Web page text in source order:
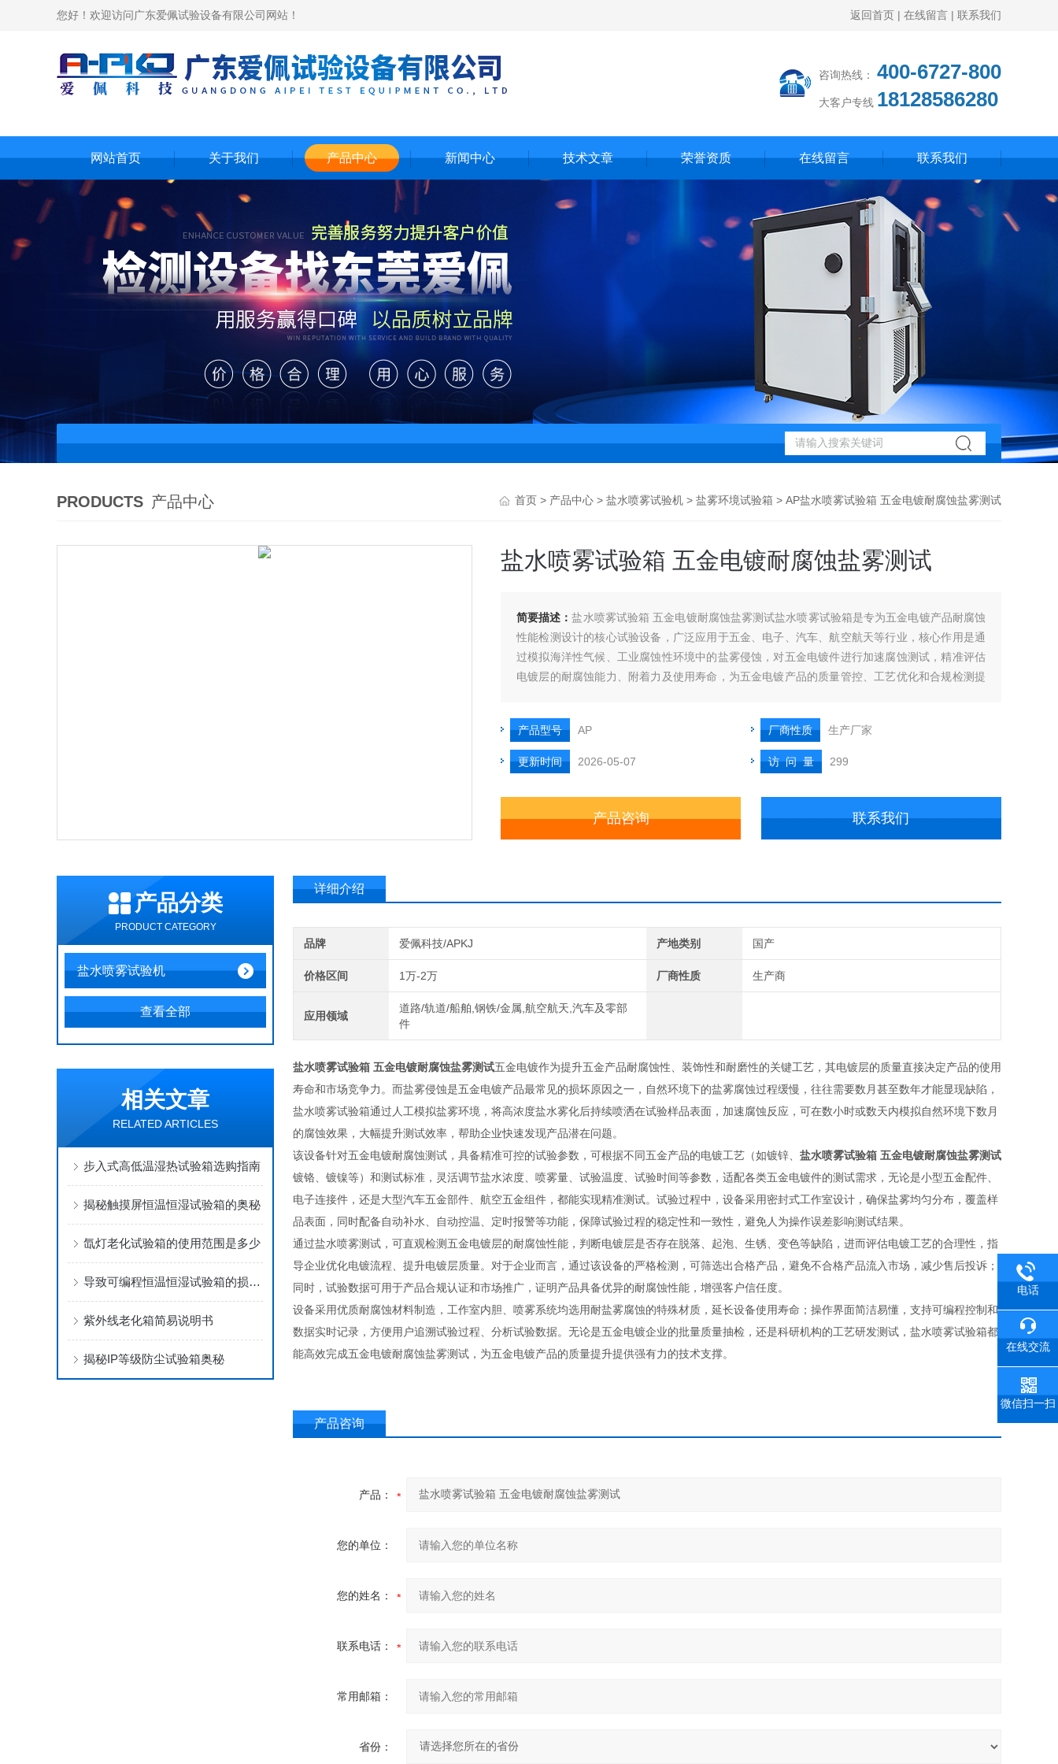
您好！欢迎访问广东爱佩试验设备有限公司网站！ 返回首页 | 在线留言 | 联系我们
咨询热线： 400-6727-800
大客户专线 18128586280
网站首页 关于我们 产品中心 新闻中心 技术文章 荣誉资质 在线留言 联系我们
PRODUCTS 产品中心 首页 > 产品中心 > 盐水喷雾试验机 > 盐雾环境试验箱 > AP盐水喷雾试验箱 五金电镀耐腐蚀盐雾测试
盐水喷雾试验箱 五金电镀耐腐蚀盐雾测试
简要描述：盐水喷雾试验箱 五金电镀耐腐蚀盐雾测试盐水喷雾试验箱是专为五金电镀产品耐腐蚀
性能检测设计的核心试验设备，广泛应用于五金、电子、汽车、航空航天等行业，核心作用是通
过模拟海洋性气候、工业腐蚀性环境中的盐雾侵蚀，对五金电镀件进行加速腐蚀测试，精准评估
电镀层的耐腐蚀能力、附着力及使用寿命，为五金电镀产品的质量管控、工艺优化和合规检测提
产品型号 AP 厂商性质 生产厂家
更新时间 2026-05-07 访 问 量 299
产品咨询 联系我们
产品分类
PRODUCT CATEGORY
盐水喷雾试验机
查看全部
相关文章
RELATED ARTICLES
步入式高低温湿热试验箱选购指南
揭秘触摸屏恒温恒湿试验箱的奥秘
氙灯老化试验箱的使用范围是多少
导致可编程恒温恒湿试验箱的损坏的因素有哪三种
紫外线老化箱简易说明书
揭秘IP等级防尘试验箱奥秘
详细介绍
品牌 爱佩科技/APKJ 产地类别 国产
价格区间 1万-2万 厂商性质 生产商
应用领域
道路/轨道/船舶,钢铁/金属,航空航天,汽车及零部
件
盐水喷雾试验箱 五金电镀耐腐蚀盐雾测试五金电镀作为提升五金产品耐腐蚀性、装饰性和耐磨性的关键工艺，其电镀层的质量直接决定产品的使用
寿命和市场竞争力。而盐雾侵蚀是五金电镀产品最常见的损坏原因之一，自然环境下的盐雾腐蚀过程缓慢，往往需要数月甚至数年才能显现缺陷，
盐水喷雾试验箱通过人工模拟盐雾环境，将高浓度盐水雾化后持续喷洒在试验样品表面，加速腐蚀反应，可在数小时或数天内模拟自然环境下数月
的腐蚀效果，大幅提升测试效率，帮助企业快速发现产品潜在问题。
该设备针对五金电镀耐腐蚀测试，具备精准可控的试验参数，可根据不同五金产品的电镀工艺（如镀锌、 盐水喷雾试验箱 五金电镀耐腐蚀盐雾测试
镀铬、镀镍等）和测试标准，灵活调节盐水浓度、喷雾量、试验温度、试验时间等参数，适配各类五金电镀件的测试需求，无论是小型五金配件、
电子连接件，还是大型汽车五金部件、航空五金组件，都能实现精准测试。试验过程中，设备采用密封式工作室设计，确保盐雾均匀分布，覆盖样
品表面，同时配备自动补水、自动控温、定时报警等功能，保障试验过程的稳定性和一致性，避免人为操作误差影响测试结果。
通过盐水喷雾测试，可直观检测五金电镀层的耐腐蚀性能，判断电镀层是否存在脱落、起泡、生锈、变色等缺陷，进而评估电镀工艺的合理性，指
导企业优化电镀流程、提升电镀层质量。对于企业而言，通过该设备的严格检测，可筛选出合格产品，避免不合格产品流入市场，减少售后投诉；
同时，试验数据可用于产品合规认证和市场推广，证明产品具备优异的耐腐蚀性能，增强客户信任度。
设备采用优质耐腐蚀材料制造，工作室内胆、喷雾系统均选用耐盐雾腐蚀的特殊材质，延长设备使用寿命；操作界面简洁易懂，支持可编程控制和
数据实时记录，方便用户追溯试验过程、分析试验数据。无论是五金电镀企业的批量质量抽检，还是科研机构的工艺研发测试，盐水喷雾试验箱都
能高效完成五金电镀耐腐蚀盐雾测试，为五金电镀产品的质量提升提供强有力的技术支撑。
产品咨询
产品：
您的单位：
您的姓名：
联系电话：
常用邮箱：
省份：
电话
在线交流
微信扫一扫